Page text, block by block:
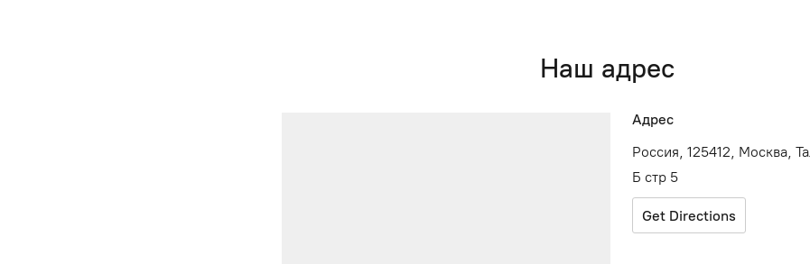
Наш адрес
Адрес
Россия, 125412, Москва,
Б стр 5
Get Directions